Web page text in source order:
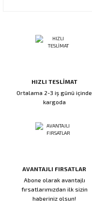
HIZLI TESLİMAT
Ortalama 2-3 iş günü içinde
kargoda
AVANTAJLI FIRSATLAR
Abone olarak avantajlı
fırsatlarımızdan ilk sizin
haberiniz olsun!